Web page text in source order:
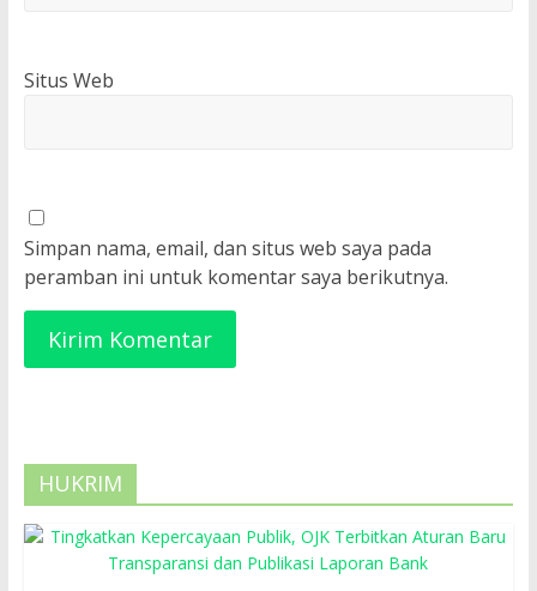
Situs Web
Simpan nama, email, dan situs web saya pada
peramban ini untuk komentar saya berikutnya.
HUKRIM